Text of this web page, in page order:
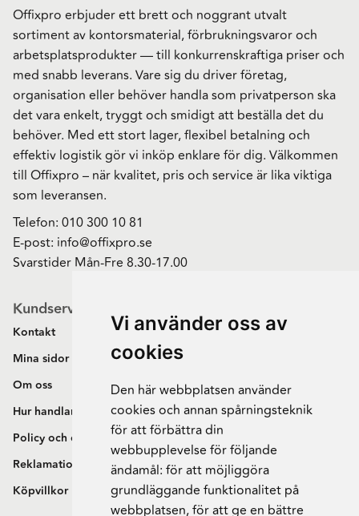
Vi använder oss av
cookies
Den här webbplatsen använder
cookies och annan spårningsteknik
för att förbättra din
webbupplevelse för följande
ändamål: för att möjliggöra
grundläggande funktionalitet på
webbplatsen,för att ge en bättre
Offixpro erbjuder ett brett och noggrant utvalt
sortiment av kontorsmaterial, förbrukningsvaror och
arbetsplatsprodukter — till konkurrenskraftiga priser och
med snabb leverans. Vare sig du driver företag,
organisation eller behöver handla som privatperson ska
det vara enkelt, tryggt och smidigt att beställa det du
behöver. Med ett stort lager, flexibel betalning och
effektiv logistik gör vi inköp enklare för dig. Välkommen
till Offixpro – när kvalitet, pris och service är lika viktiga
som leveransen.
Telefon: 010 300 10 81
E-post: info@offixpro.se
Svarstider Mån-Fre 8.30-17.00
Kundservice
Kontakt
Mina sidor
Om oss
Hur handlar jag?
Policy och cookies
Reklamation och retur
Köpvillkor